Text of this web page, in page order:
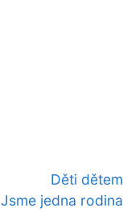
Děti dětem
Jsme jedna rodina